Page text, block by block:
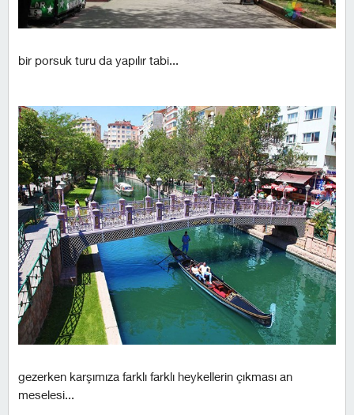
bir porsuk turu da yapılır tabi...
gezerken karşımıza farklı farklı heykellerin çıkması an
meselesi...